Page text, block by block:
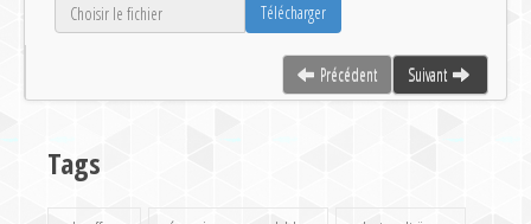
Télécharger
Précédent Suivant
Tags